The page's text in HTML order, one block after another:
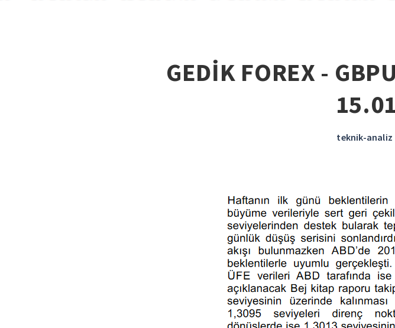
GEDİK FOREX -
teknik-analiz